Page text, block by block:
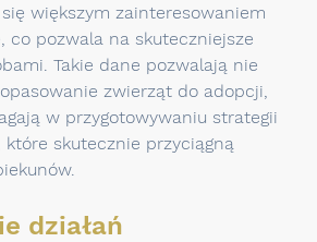
większym zainteresowaniem
co pozwala na skuteczniejsze
Takie dane pozwalają nie
zwierząt do adopcji,
w przygotowywaniu strategii
skutecznie przyciągną
działań